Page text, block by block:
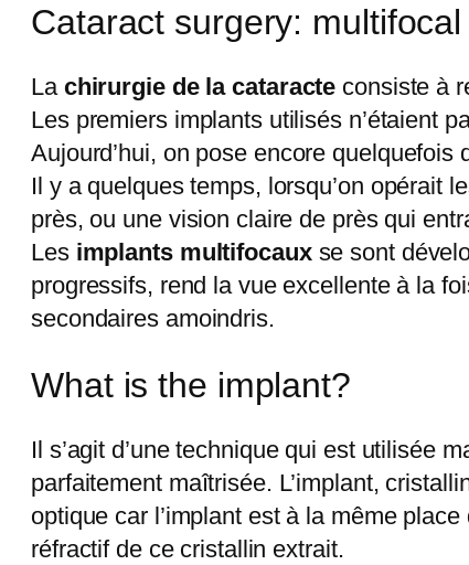
Cataract surgery:
La chirurgie de la cataracte consiste à
Les premiers implants utilisés n’étaient
Aujourd’hui, on pose encore
Il y a quelques temps, lorsqu’on opérait
près, ou une vision claire de près qui
Les implants multifocaux se sont
progressifs, rend la vue excellente à la
secondaires amoindris.
What is the implant?
Il s’agit d’une technique qui est utilisée
parfaitement maîtrisée. L’implant,
optique car l’implant est à la même
réfractif de ce cristallin extrait.